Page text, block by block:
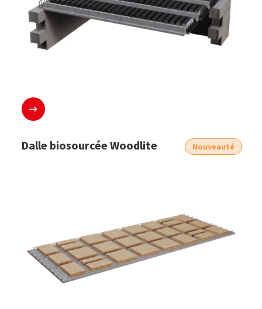
En savoir plus
Nouveauté
Dalle biosourcée Woodlite